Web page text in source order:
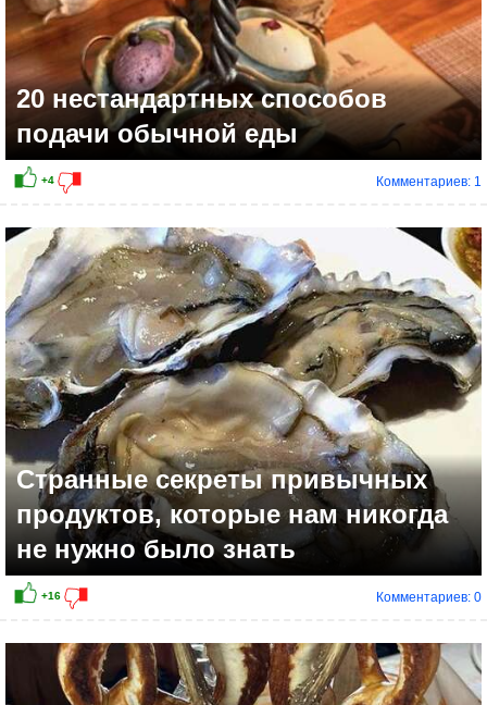
+4
20 нестандартных способов
подачи обычной еды
Комментариев: 1
Странные секреты привычных
продуктов, которые нам никогда
не нужно было знать
Комментариев: 0